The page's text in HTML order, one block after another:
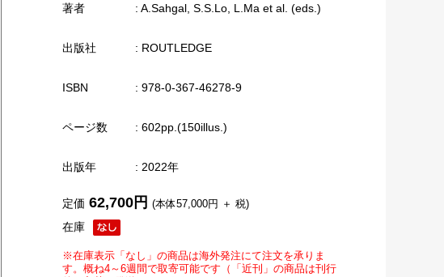
著者 : A.Sahgal, S.S.Lo, L.Ma et al. (eds.)
出版社 : ROUTLEDGE
ISBN : 978-0-367-46278-9
ページ数 : 602pp.(150illus.)
出版年 : 2022年
在庫
定価 62,700円 (本体57,000円 ＋ 税)
※在庫表示「なし」の商品は海外発注にて注文を承りま
す。概ね4～6週間で取寄可能です（「近刊」の商品は刊行